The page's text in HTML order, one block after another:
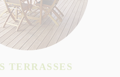
TERRASSES